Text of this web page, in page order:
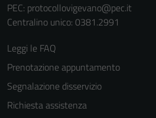
PEC: protocollovigevano@pec.it
Centralino unico: 0381.2991
Leggi le FAQ
Prenotazione appuntamento
Segnalazione disservizio
Richiesta assistenza